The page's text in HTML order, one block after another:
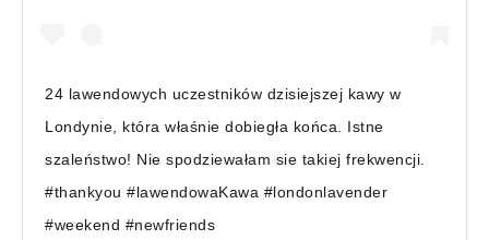
24 lawendowych uczestników dzisiejszej kawy w
Londynie, która właśnie dobiegła końca. Istne
szaleństwo! Nie spodziewałam sie takiej frekwencji.
#thankyou #lawendowaKawa #londonlavender
#weekend #newfriends